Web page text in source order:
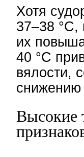
Хотя
37–38 °С,
их
40 °С
вялости,
снижению
Высокие